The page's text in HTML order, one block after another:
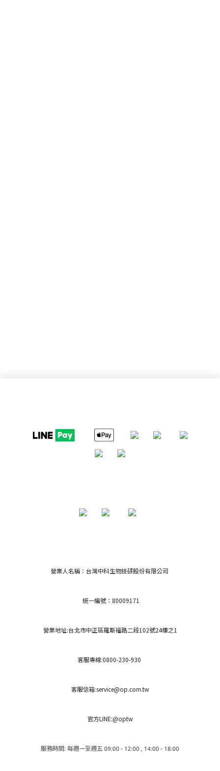
營業人名稱：台灣中科生物技研股份有限公司
統一編號：80009171
營業地址:台北市中正區羅斯福路二段102號24樓之1
客服專線:0800-230-930
客服信箱:service@op.com.tw
官方LINE:@optw
服務時間: 每週一至週五 09:00 - 12:00 , 14:00 - 18:00